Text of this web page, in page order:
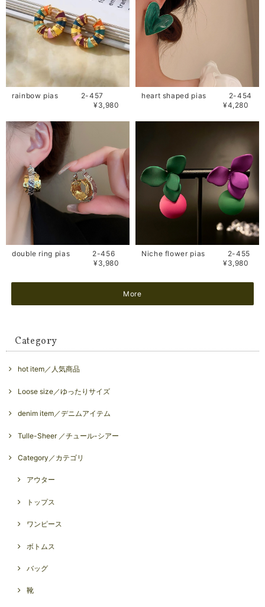
rainbow pias 2-457
¥3,980
heart shaped pias 2-454
¥4,280
double ring pias 2-456
¥3,980
Niche flower pias 2-455
¥3,980
More
Category
hot item／人気商品
Loose size／ゆったりサイズ
denim item／デニムアイテム
Tulle-Sheer ／チュール-シアー
Category／カテゴリ
アウター
トップス
ワンピース
ボトムス
バッグ
靴